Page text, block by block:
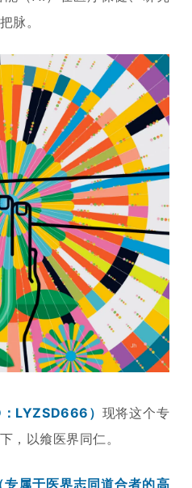
脉。
LYZSD666） 现将这个专
，以飨医界同仁。
专属于医界志同道合者的高